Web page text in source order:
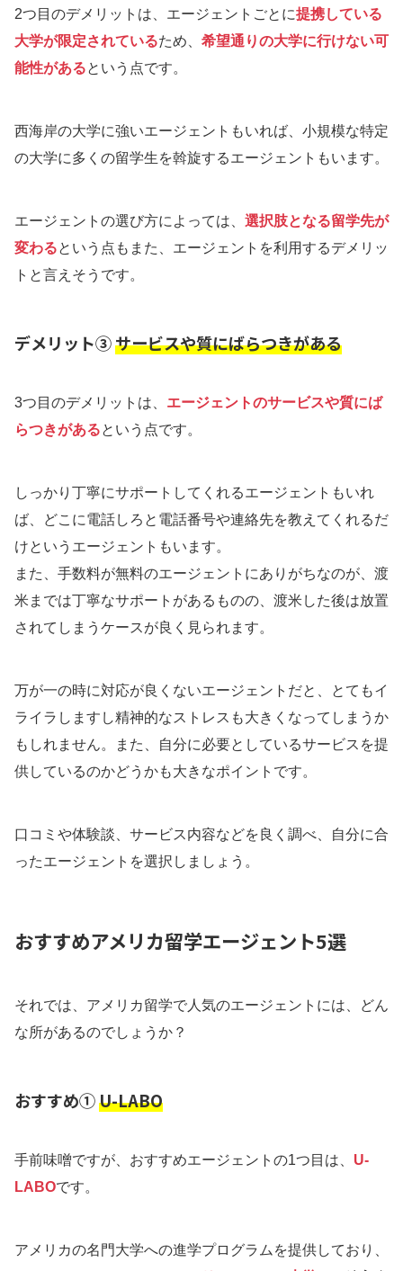
2つ目のデメリットは、エージェントごとに提携している
大学が限定されているため、 希望通りの大学に行けない可
能性があるという点です。
西海岸の大学に強いエージェントもいれば、小規模な特定
の大学に多くの留学生を斡旋するエージェントもいます。
エージェントの選び方によっては、 選択肢となる留学先が
変わるという点もまた、エージェントを利用するデメリッ
トと言えそうです。
デメリット③サービスや質にばらつきがある
3つ目のデメリットは、 エージェントのサービスや質にば
らつきがあるという点です。
しっかり丁寧にサポートしてくれるエージェントもいれ
ば、どこに電話しろと電話番号や連絡先を教えてくれるだ
けというエージェントもいます。
また、手数料が無料のエージェントにありがちなのが、渡
米までは丁寧なサポートがあるものの、渡米した後は放置
されてしまうケースが良く見られます。
万が一の時に対応が良くないエージェントだと、とてもイ
ライラしますし精神的なストレスも大きくなってしまうか
もしれません。また、自分に必要としているサービスを提
供しているのかどうかも大きなポイントです。
口コミや体験談、サービス内容などを良く調べ、自分に合
ったエージェントを選択しましょう。
おすすめアメリカ留学エージェント5選
それでは、アメリカ留学で人気のエージェントには、どん
な所があるのでしょうか？
おすすめ①U-LABO
手前味噌ですが、おすすめエージェントの1つ目は、 U-
LABOです。
アメリカの名門大学への進学プログラムを提供しており、